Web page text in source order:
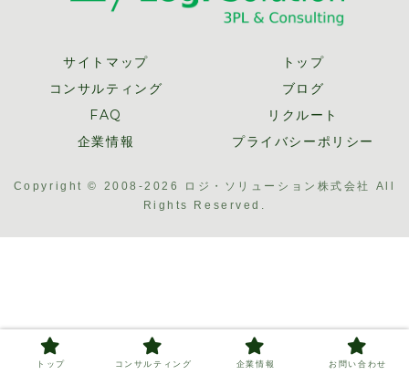
サイトマップ
トップ
コンサルティング
ブログ
FAQ
リクルート
企業情報
プライバシーポリシー
Copyright © 2008-2026 ロジ・ソリューション株式会社 All
Rights Reserved.
トップ コンサルティング 企業情報 お問い合わせ